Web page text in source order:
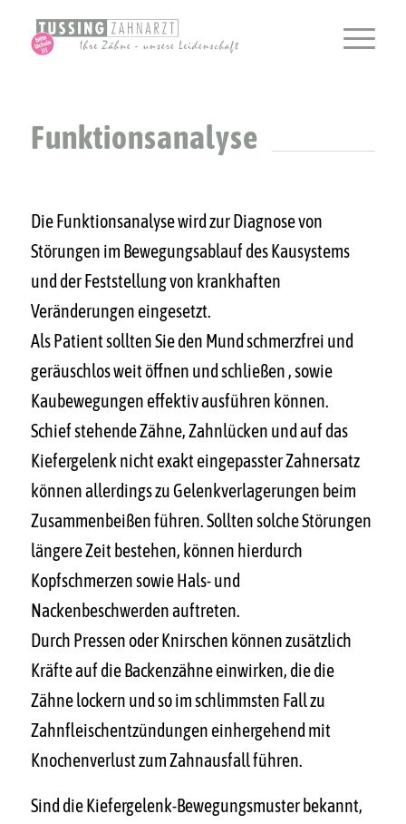
Funktionsanalyse
Die Funktionsanalyse wird zur Diagnose von
Störungen im Bewegungsablauf des Kausystems
und der Feststellung von krankhaften
Veränderungen eingesetzt.
Als Patient sollten Sie den Mund schmerzfrei und
geräuschlos weit öffnen und schließen , sowie
Kaubewegungen effektiv ausführen können.
Schief stehende Zähne, Zahnlücken und auf das
Kiefergelenk nicht exakt eingepasster Zahnersatz
können allerdings zu Gelenkverlagerungen beim
Zusammenbeißen führen. Sollten solche Störungen
längere Zeit bestehen, können hierdurch
Kopfschmerzen sowie Hals- und
Nackenbeschwerden auftreten.
Durch Pressen oder Knirschen können zusätzlich
Kräfte auf die Backenzähne einwirken, die die
Zähne lockern und so im schlimmsten Fall zu
Zahnfleischentzündungen einhergehend mit
Knochenverlust zum Zahnausfall führen.
Sind die Kiefergelenk-Bewegungsmuster bekannt,